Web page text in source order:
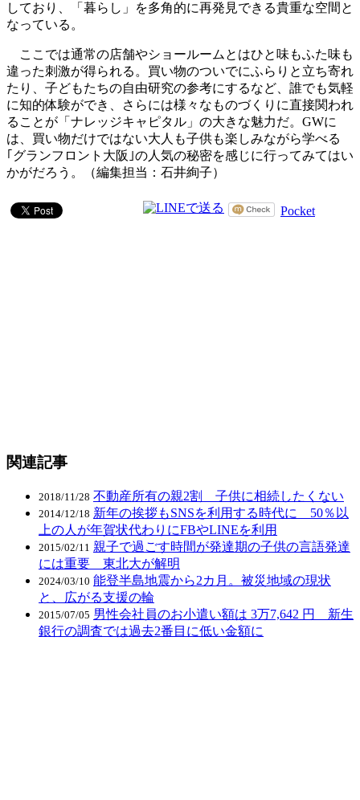
しており、「暮らし」を多角的に再発見できる貴重な空間と
なっている。
ここでは通常の店舗やショールームとはひと味もふた味も
違った刺激が得られる。買い物のついでにふらりと立ち寄れ
たり、子どもたちの自由研究の参考にするなど、誰でも気軽
に知的体験ができ、さらには様々なものづくりに直接関われ
ることが「ナレッジキャピタル」の大きな魅力だ。GWに
は、買い物だけではない大人も子供も楽しみながら学べる
｢グランフロント大阪｣の人気の秘密を感じに行ってみてはい
かがだろう。（編集担当：石井絢子）
Pocket
関連記事
2018/11/28 不動産所有の親2割 子供に相続したくない
2014/12/18 新年の挨拶もSNSを利用する時代に 50％以
上の人が年賀状代わりにFBやLINEを利用
2015/02/11 親子で過ごす時間が発達期の子供の言語発達
には重要 東北大が解明
2024/03/10 能登半島地震から2カ月。被災地域の現状
と、広がる支援の輪
2015/07/05 男性会社員のお小遣い額は 3万7,642 円 新生
銀行の調査では過去2番目に低い金額に